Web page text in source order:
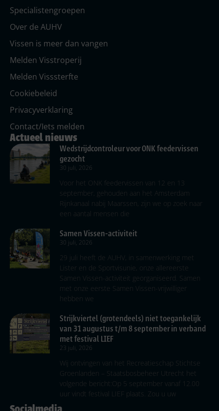
Specialistengroepen
Over de AUHV
Vissen is meer dan vangen
Melden Visstroperij
Melden Visssterfte
Cookiebeleid
Privacyverklaring
Contact/Iets melden
Actueel nieuws
Wedstrijdcontroleur voor ONK feedervissen
gezocht
30 juli, 2026
Voor het ONK feedervissen van 12 en 13
september, gehouden aan het Amsterdam
Rijnkanaal nabij Maarssen, zijn we op zoek naar
een aantal mensen die
Samen Vissen-activiteit
30 juli, 2026
29 juli heeft de AUHV, in samenwerking met
Lister en de Sportvisunie, onze allereerste
Samen Vissen-activiteit georganiseerd. Samen
met onze eerste Samen Vissen-vrijwilliger
hebben we
Strijkviertel (grotendeels) niet toegankelijk
van 31 augustus t/m 8 september in verband
met festival LIEF
23 juli, 2026
Wij ontvingen van het Recreatieschap Stichtse
Groenlanden – Staatsbosbeheer Utrecht het
volgende bericht:Op 5 september vanaf 12.00
uur vindt festival LIEF plaats. Zou u uw